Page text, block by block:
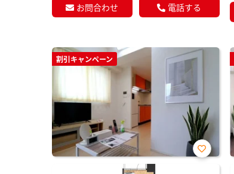
お問合わせ 電話する
割引キャンペーン
お気